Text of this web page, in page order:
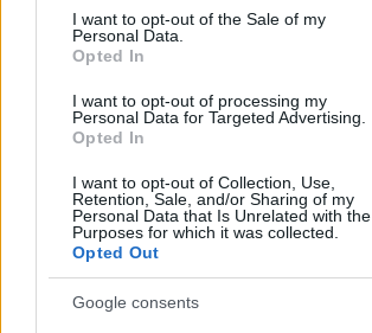
consent section.
I want to opt-out of the Sale of my
Personal Data.
Opted In
I want to opt-out of processing my
Personal Data for Targeted Advertising.
Opted In
I want to opt-out of Collection, Use,
Retention, Sale, and/or Sharing of my
Personal Data that Is Unrelated with the
Purposes for which it was collected.
Opted Out
Google consents